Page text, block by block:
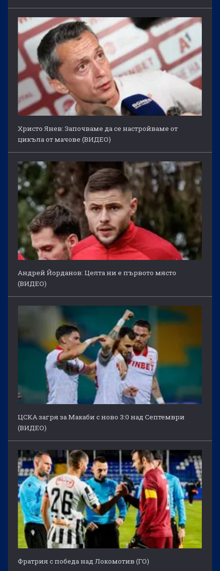
Христо Янев: Започваме да се настройваме от
цикъла от мачове (ВИДЕО)
Андрей Йорданов: Целта ни е първото място
(ВИДЕО)
ЦСКА загря за Макаби с ново 3:0 над Септември
(ВИДЕО)
Фратрия с победа над Локомотив (ГО)